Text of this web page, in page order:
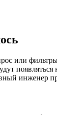
или
инженер